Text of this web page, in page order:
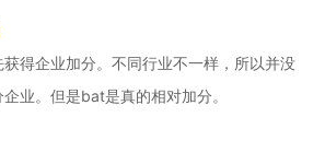
得企业加分。不同行业不一样，所以并没
业。但是bat是真的相对加分。